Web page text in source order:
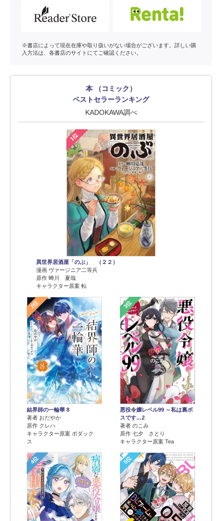
※書店によって現在在庫や取り扱いがない場合がございます。詳しい購
入方法は、各書店のサイトにてご確認ください。
本 （コミック）
ベストセラーランキング
KADOKAWA調べ
1位
異世界居酒屋「のぶ」 （２２）
漫画 ヴァージニア二等兵
原作 蝉川 夏哉
キャラクター原案 転
2位
結界師の一輪華 8
著者 おだやか
原作 クレハ
キャラクター原案 ボダック
ス
3位
悪役令嬢レベル99 ～私は裏ボ
スです…2
著者 のこみ
原作 七夕 さとり
キャラクター原案 Tea
4位 5位